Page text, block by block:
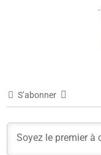
S’abonner